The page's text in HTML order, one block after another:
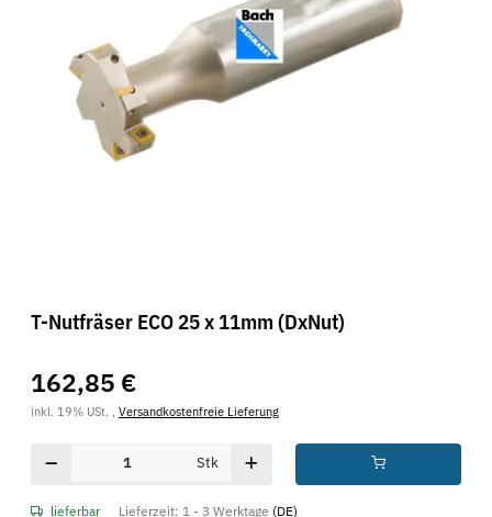
T-Nutfräser ECO 25 x 11mm (DxNut)
162,85 €
inkl. 19% USt. , Versandkostenfreie Lieferung
Stk
lieferbar Lieferzeit: 1 - 3 Werktage (DE)